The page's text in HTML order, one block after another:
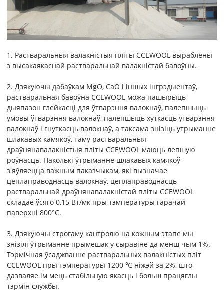
1. Растваральныя валакністыя пліты CCEWOOL выраблены
з высакаякаснай растваральнай валакністай бавоўны.
2. Дзякуючы дабаўкам MgO, CaO і іншых інгрэдыентаў,
растваральная бавоўна CCEWOOL можа пашырыць
дыяпазон глейкасці для ўтварэння валокнаў, палепшыць
умовы ўтварэння валокнаў, палепшыць хуткасць утварэння
валокнаў і гнуткасць валокнаў, а таксама знізіць утрыманне
шлакавых камякоў, таму растваральныя
драўнянавалакністыя пліты CCEWOOL маюць лепшую
роўнасць. Паколькі ўтрыманне шлакавых камякоў
з'яўляецца важным паказчыкам, які вызначае
цеплаправоднасць валокнаў, цеплаправоднасць
растваральнай драўнянавалакністай пліты CCEWOOL
складае ўсяго 0,15 Вт/мк пры тэмпературы гарачай
паверхні 800°C.
3. Дзякуючы строгаму кантролю на кожным этапе мы
знізілі ўтрыманне прымешак у сыравіне да менш чым 1%.
Тэрмічная ўсаджванне растваральных валакністых пліт
CCEWOOL пры тэмпературы 1200 ℃ ніжэй за 2%, што
дазваляе ім мець стабільную якасць і больш працяглы
тэрмін службы.